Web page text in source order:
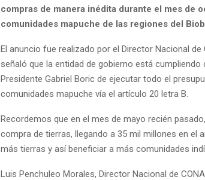
compras de manera inédita durante el mes de
comunidades mapuche de las regiones del
El anuncio fue realizado por el Director Nacional de
señaló que la entidad de gobierno está
Presidente Gabriel Boric de ejecutar todo el
comunidades mapuche vía el artículo 20 letra B.
Recordemos que en el mes de mayo recién
compra de tierras, llegando a 35 mil millones en el
más tierras y así beneficiar a más comunidades
Luis Penchuleo Morales, Director Nacional de